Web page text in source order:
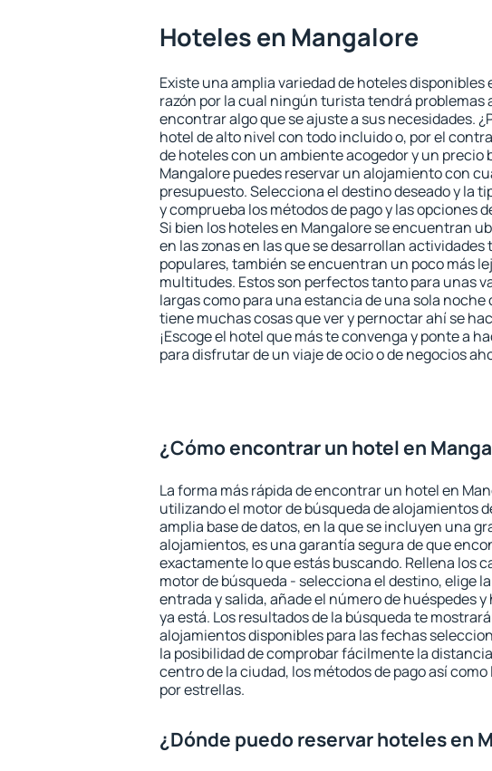
Hoteles en Mangalore
Existe una amplia variedad de hoteles disponibles
razón por la cual ningún turista tendrá problemas
encontrar algo que se ajuste a sus necesidades.
hotel de alto nivel con todo incluido o, por el
de hoteles con un ambiente acogedor y un precio
Mangalore puedes reservar un alojamiento con
presupuesto. Selecciona el destino deseado y la
y comprueba los métodos de pago y las opciones
Si bien los hoteles en Mangalore se encuentran
en las zonas en las que se desarrollan
populares, también se encuentran un poco más
multitudes. Estos son perfectos tanto para unas
largas como para una estancia de una sola noche
tiene muchas cosas que ver y pernoctar ahí se
¡Escoge el hotel que más te convenga y ponte a
para disfrutar de un viaje de ocio o de negocios
¿Cómo encontrar un hotel en
La forma más rápida de encontrar un hotel en
utilizando el motor de búsqueda de alojamientos
amplia base de datos, en la que se incluyen una
alojamientos, es una garantía segura de que
exactamente lo que estás buscando. Rellena los
motor de búsqueda - selecciona el destino, elige
entrada y salida, añade el número de huéspedes
ya está. Los resultados de la búsqueda te
alojamientos disponibles para las fechas
la posibilidad de comprobar fácilmente la
centro de la ciudad, los métodos de pago así
por estrellas.
¿Dónde puedo reservar hoteles en